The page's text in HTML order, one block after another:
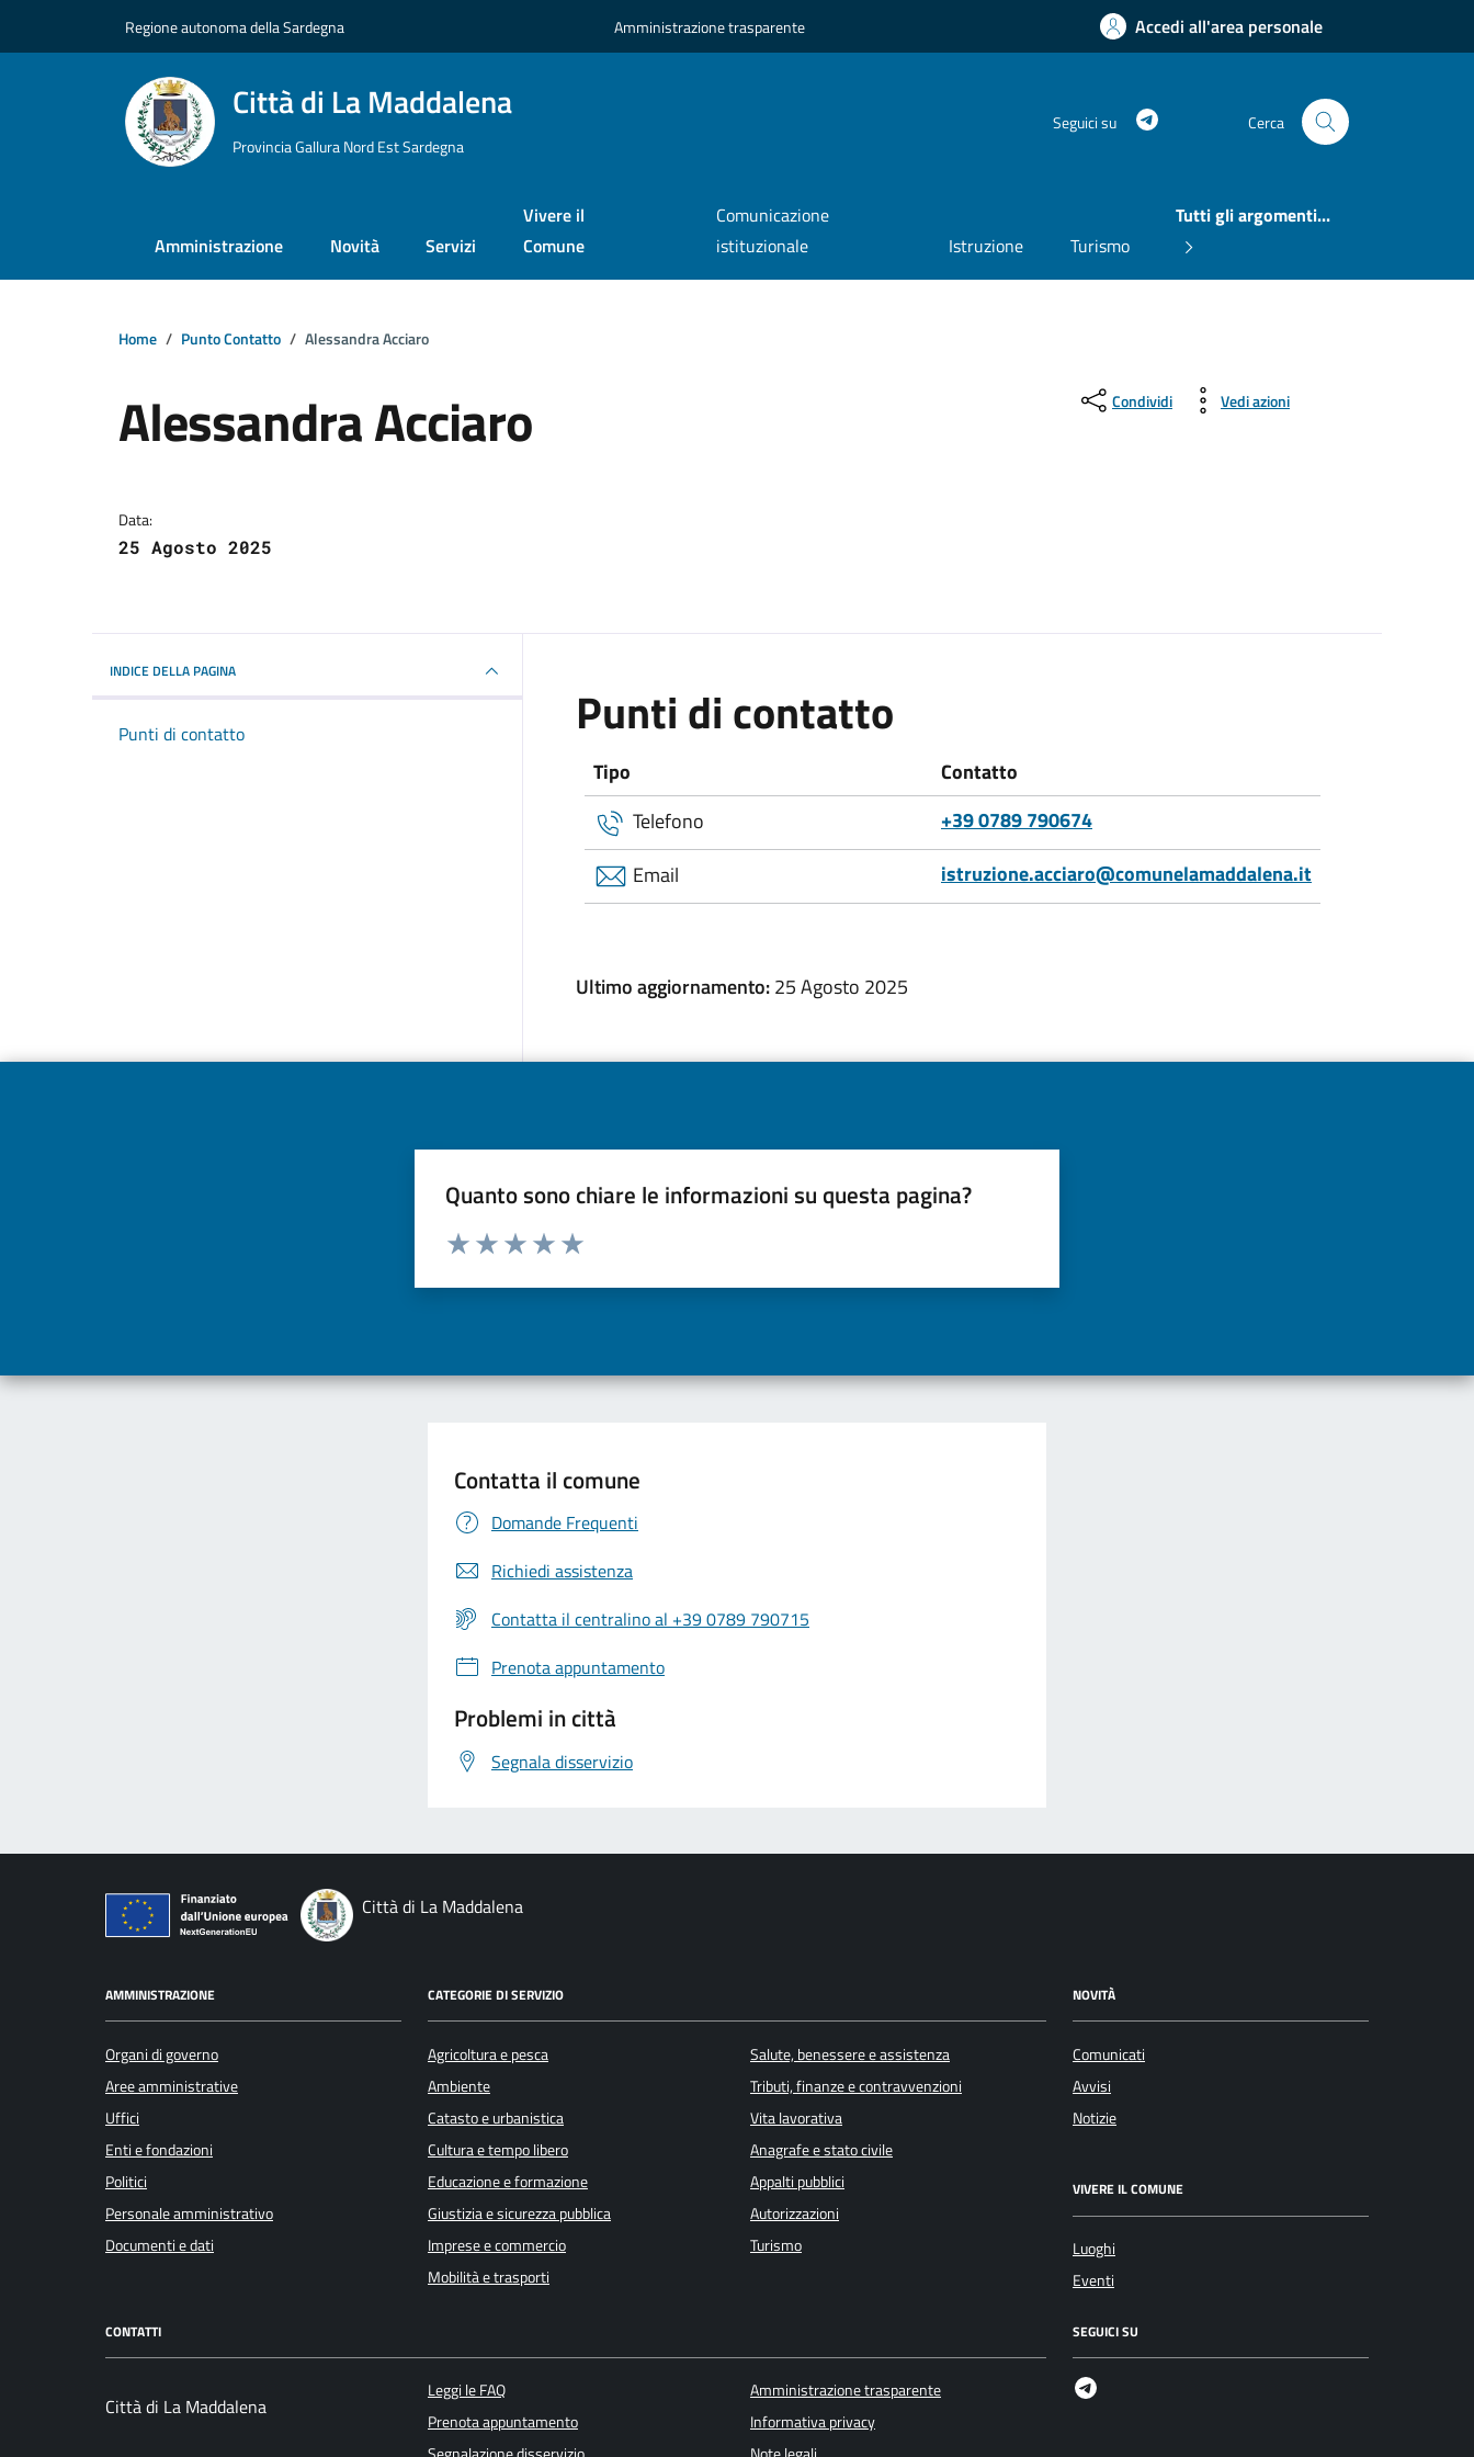
Regione autonoma della Sardegna Amministrazione trasparente Accedi all'area personale
Città di La Maddalena
Provincia Gallura Nord Est Sardegna
Seguici su Cerca
Amministrazione Novità Servizi
Vivere il
Comune
Comunicazione
istituzionale
Istruzione Turismo
Tutti gli argomenti...
Home Punto Contatto Alessandra Acciaro
Alessandra Acciaro
Data:
25 Agosto 2025
Condividi Vedi azioni
INDICE DELLA PAGINA
Punti di contatto Punti di contatto
Tipo
Contatto
Telefono
+39 0789 790674
Email
istruzione.acciaro@comunelamaddalena.it
Ultimo aggiornamento:25 Agosto 2025
Quanto sono chiare le informazioni su questa pagina?
Valuta da 1 a 5 stelle la pagina
Contatta il comune
Domande Frequenti
Richiedi assistenza
Contatta il centralino al +39 0789 790715
Prenota appuntamento
Problemi in città
Segnala disservizio
Città di La Maddalena
AMMINISTRAZIONE
Organi di governo
Aree amministrative
Uffici
Enti e fondazioni
Politici
Personale amministrativo
Documenti e dati
CATEGORIE DI SERVIZIO
Agricoltura e pesca
Ambiente
Catasto e urbanistica
Cultura e tempo libero
Educazione e formazione
Giustizia e sicurezza pubblica
Imprese e commercio
Mobilità e trasporti
Salute, benessere e assistenza
Tributi, finanze e contravvenzioni
Vita lavorativa
Anagrafe e stato civile
Appalti pubblici
Autorizzazioni
Turismo
NOVITÀ
Comunicati
Avvisi
Notizie
VIVERE IL COMUNE
Luoghi
Eventi
CONTATTI
Città di La Maddalena
Leggi le FAQ
Prenota appuntamento
Amministrazione trasparente
Informativa privacy
SEGUICI SU